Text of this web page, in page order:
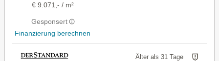
€ 9.071,- / m²
Gesponsert
Finanzierung berechnen
Älter als 31 Tage